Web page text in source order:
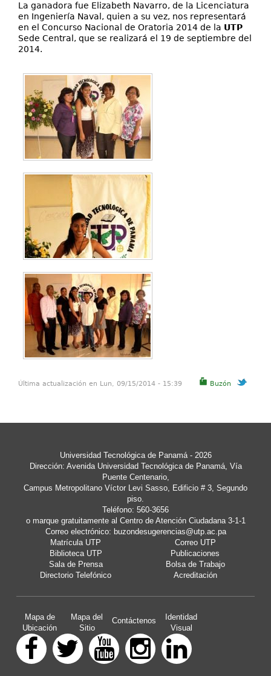
La ganadora fue Elizabeth Navarro, de la Licenciatura
en Ingeniería Naval, quien a su vez, nos representará
en el Concurso Nacional de Oratoria 2014 de la UTP
Sede Central, que se realizará el 19 de septiembre del
2014.
Buzón
Última actualización en Lun, 09/15/2014 - 15:39
Universidad Tecnológica de Panamá- 2026
Dirección: Avenida Universidad Tecnológica de Panamá, Vía
Puente Centenario,
Campus Metropolitano Víctor Levi Sasso, Edificio # 3, Segundo
piso.
Teléfono: 560-3656
o marque gratuitamente al Centro de Atención Ciudadana 3-1-1
Correo electrónico: buzondesugerencias@utp.ac.pa
Matrícula UTP
Correo UTP
Biblioteca UTP
Publicaciones
Sala de Prensa
Bolsa de Trabajo
Directorio Telefónico
Acreditación
Mapa de
Ubicación
Mapa del
Sitio
Contáctenos
Identidad
Visual